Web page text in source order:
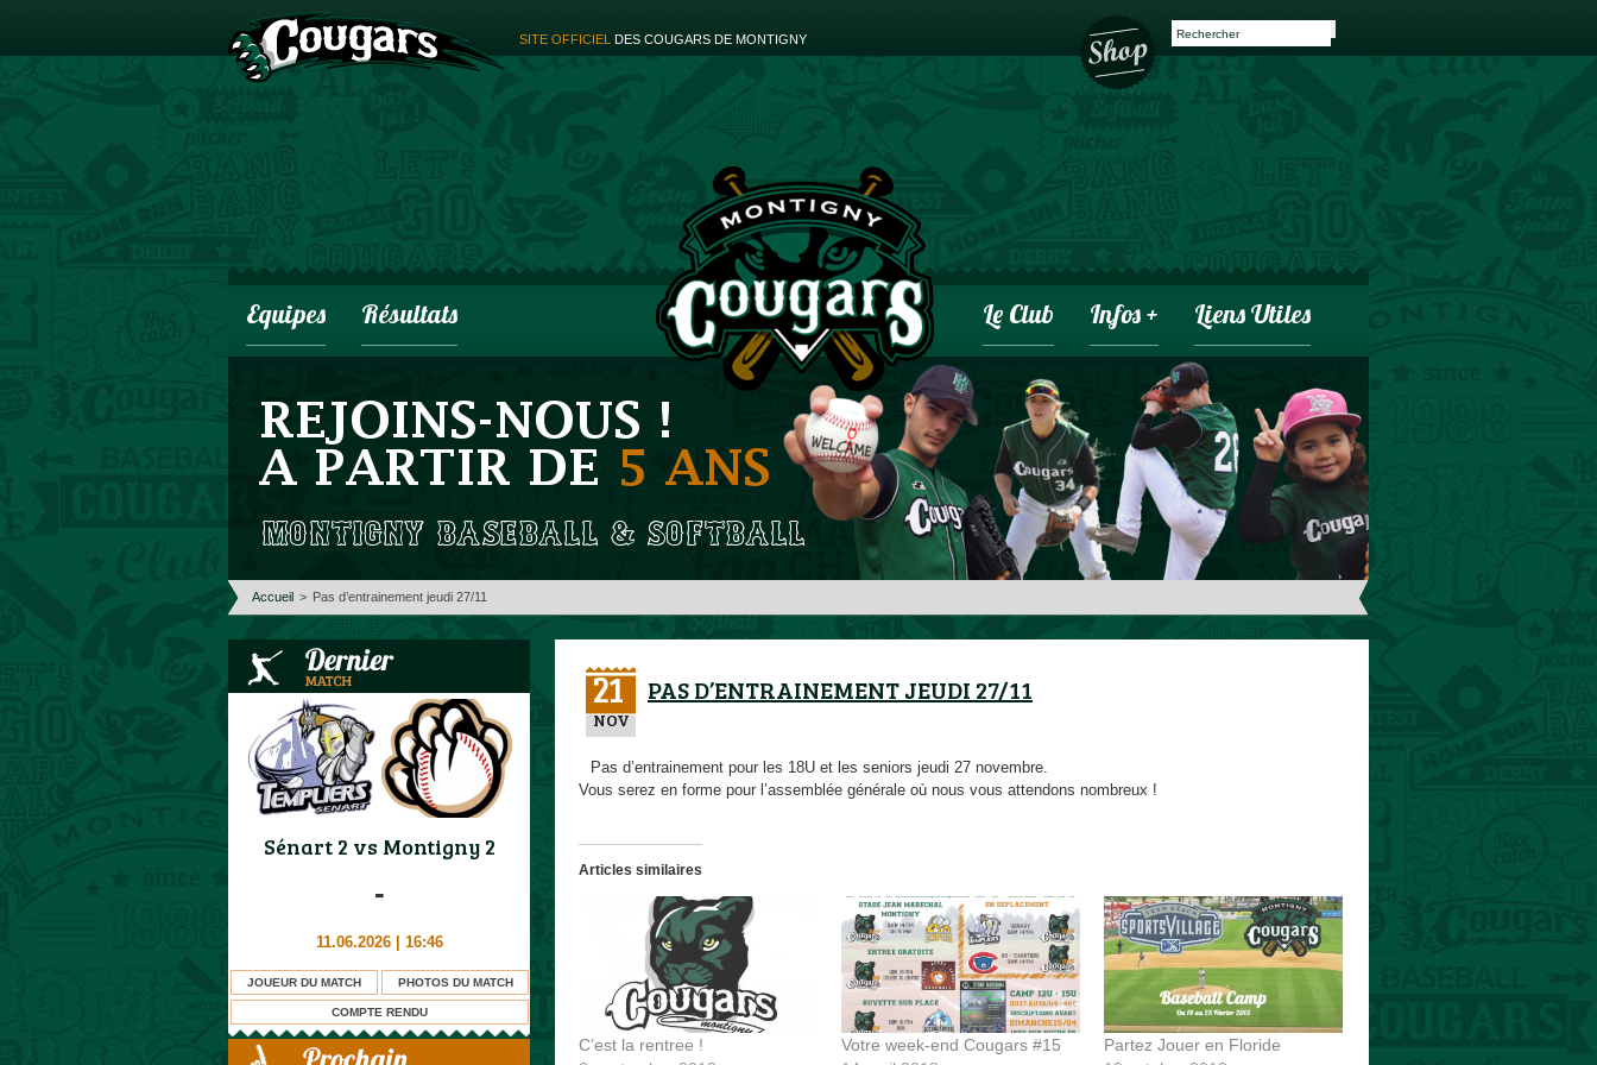
SITE OFFICIEL DES COUGARS DE MONTIGNY
Equipes Résultats Le Club Infos + Liens Utiles
Accueil > Pas d’entrainement jeudi 27/11
Sénart 2 vs Montigny 2
-
11.06.2026 | 16:46
JOUEUR DU MATCH PHOTOS DU MATCH
COMPTE RENDU
21
NOV
PAS D’ENTRAINEMENT JEUDI 27/11
Pas d’entrainement pour les 18U et les seniors jeudi 27 novembre.
Vous serez en forme pour l’assemblée générale où nous vous attendons nombreux !
Articles similaires
C’est la rentree !
Votre week-end Cougars #15
Partez Jouer en Floride